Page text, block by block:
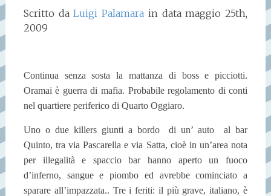
Scritto daLuigi Palamara in data maggio 25th,
2009
Continua senza sosta la mattanza di boss e picciotti.
Oramai è guerra di mafia. Probabile regolamento di conti
nel quartiere periferico di Quarto Oggiaro.
Uno o due killers giunti a bordo di un’ auto al bar
Quinto, tra via Pascarella e via Satta, cioè in un’area nota
per illegalità e spaccio bar hanno aperto un fuoco
d’inferno, sangue e piombo ed avrebbe cominciato a
sparare all’impazzata.. Tre i feriti: il più grave, italiano, è